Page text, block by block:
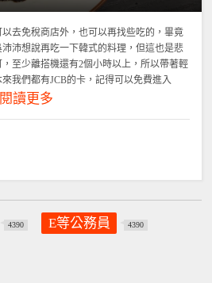
去免稅商店外，也可以再找些吃的，畢竟
沛想說再吃一下韓式的料理，但這也是悲
至少離搭機還有2個小時以上，所以帶著輕
我們都有JCB的卡，記得可以免費進入
閱讀更多
4390 E等公務員 4390